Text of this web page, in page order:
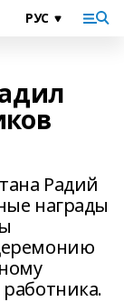
Радий
награды